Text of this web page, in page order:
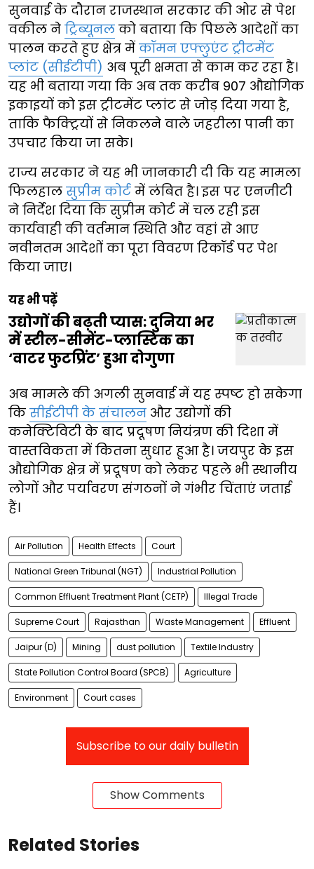
सुनवाई के दौरान राजस्थान सरकार की ओर से पेश
वकील ने ट्रिब्यूनल को बताया कि पिछले आदेशों का
पालन करते हुए क्षेत्र में कॉमन एफ्लुएंट ट्रीटमेंट
प्लांट (सीईटीपी) अब पूरी क्षमता से काम कर रहा है।
यह भी बताया गया कि अब तक करीब 907 औद्योगिक
इकाइयों को इस ट्रीटमेंट प्लांट से जोड़ दिया गया है,
ताकि फैक्ट्रियों से निकलने वाले जहरीला पानी का
उपचार किया जा सके।
राज्य सरकार ने यह भी जानकारी दी कि यह मामला
फिलहाल सुप्रीम कोर्ट में लंबित है। इस पर एनजीटी
ने निर्देश दिया कि सुप्रीम कोर्ट में चल रही इस
कार्यवाही की वर्तमान स्थिति और वहां से आए
नवीनतम आदेशों का पूरा विवरण रिकॉर्ड पर पेश
किया जाए।
यह भी पढ़ें
उद्योगों की बढ़ती प्यास: दुनिया भर
में स्टील-सीमेंट-प्लास्टिक का
‘वाटर फुटप्रिंट’ हुआ दोगुणा
अब मामले की अगली सुनवाई में यह स्पष्ट हो सकेगा
कि सीईटीपी के संचालन और उद्योगों की
कनेक्टिविटी के बाद प्रदूषण नियंत्रण की दिशा में
वास्तविकता में कितना सुधार हुआ है। जयपुर के इस
औद्योगिक क्षेत्र में प्रदूषण को लेकर पहले भी स्थानीय
लोगों और पर्यावरण संगठनों ने गंभीर चिंताएं जताई
हैं।
Air Pollution Health Effects Court
National Green Tribunal (NGT) Industrial Pollution
Common Effluent Treatment Plant (CETP) Illegal Trade
Supreme Court Rajasthan Waste Management Effluent
Jaipur (D) Mining dust pollution Textile Industry
State Pollution Control Board (SPCB) Agriculture
Environment Court cases
Subscribe to our daily bulletin
Show Comments
Related Stories